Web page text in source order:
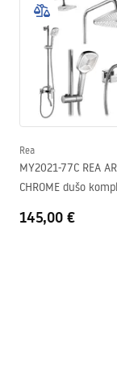
Stiklo spalva
Atidarymo būdas
Surinkimas
Kabinos kryptis
Garantija
„Easy Clean“ danga
Warunki
WARUNKI
PARAWANY.pdf
Instrukcja
Instrukcja
Rea
MY2021-77C REA
CHROME dušo
145,00 €